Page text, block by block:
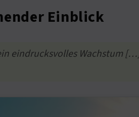
Einblick
eindrucksvolles Wachstum